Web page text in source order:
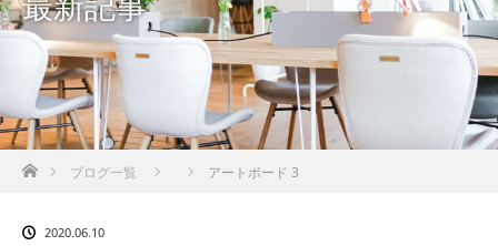
最新記事
ホームブログ一覧 アートボード 3
2020.06.10